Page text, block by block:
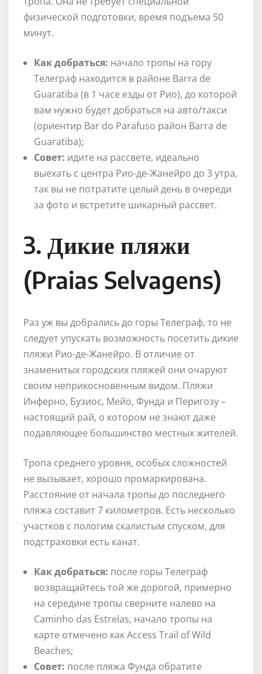
физической подготовки, время подъема 50
минут.
Как добраться: начало тропы на гору
Телеграф находится в районе Barra de
Guaratiba (в 1 часе езды от Рио), до которой
вам нужно будет добраться на авто/такси
(ориентир Bar do Parafuso район Barra de
Guaratiba);
Совет: идите на рассвете, идеально
выехать с центра Рио-де-Жанейро до 3 утра,
так вы не потратите целый день в очереди
за фото и встретите шикарный рассвет.
3. Дикие пляжи
(Praias Selvagens)
Раз уж вы добрались до горы Телеграф, то не
следует упускать возможность посетить дикие
пляжи Рио-де-Жанейро. В отличие от
знаменитых городских пляжей они очаруют
своим неприкосновенным видом. Пляжи
Инферно, Бузиос, Мейо, Фунда и Перигозу –
настоящий рай, о котором не знают даже
подавляющее большинство местных жителей.
Тропа среднего уровня, особых сложностей
не вызывает, хорошо промаркирована.
Расстояние от начала тропы до последнего
пляжа составит 7 километров. Есть несколько
участков с пологим скалистым спуском, для
подстраховки есть канат.
Как добраться: после горы Телеграф
возвращайтесь той же дорогой, примерно
на середине тропы сверните налево на
Caminho das Estrelas, начало тропы на
карте отмечено как Access Trail of Wild
Beaches;
Совет: после пляжа Фунда обратите